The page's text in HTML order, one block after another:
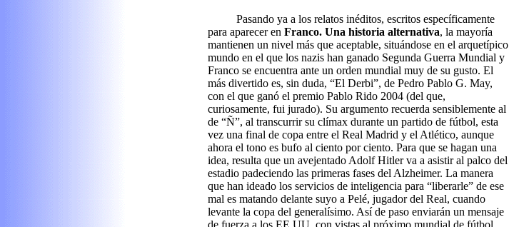
Pasando ya a los relatos inéditos, escritos específicamente
para aparecer en Franco. Una historia alternativa, la mayoría
mantienen un nivel más que aceptable, situándose en el arquetípico
mundo en el que los nazis han ganado Segunda Guerra Mundial y
Franco se encuentra ante un orden mundial muy de su gusto. El
más divertido es, sin duda, “El Derbi”, de Pedro Pablo G. May,
con el que ganó el premio Pablo Rido 2004 (del que,
curiosamente, fui jurado). Su argumento recuerda sensiblemente al
de “Ñ”, al transcurrir su clímax durante un partido de fútbol, esta
vez una final de copa entre el Real Madrid y el Atlético, aunque
ahora el tono es bufo al ciento por ciento. Para que se hagan una
idea, resulta que un avejentado Adolf Hitler va a asistir al palco del
estadio padeciendo las primeras fases del Alzheimer. La manera
que han ideado los servicios de inteligencia para “liberarle” de ese
mal es matando delante suyo a Pelé, jugador del Real, cuando
levante la copa del generalísimo. Así de paso enviarán un mensaje
de fuerza a los EE.UU. con vistas al próximo mundial de fútbol,